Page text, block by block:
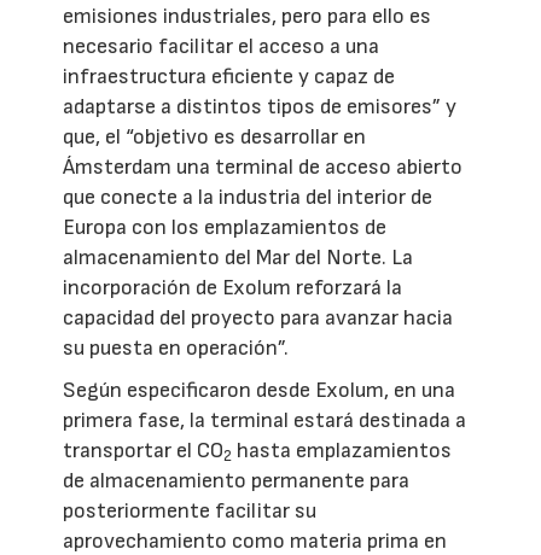
emisiones industriales, pero para ello es
necesario facilitar el acceso a una
infraestructura eficiente y capaz de
adaptarse a distintos tipos de emisores” y
que, el “objetivo es desarrollar en
Ámsterdam una terminal de acceso abierto
que conecte a la industria del interior de
Europa con los emplazamientos de
almacenamiento del Mar del Norte. La
incorporación de Exolum reforzará la
capacidad del proyecto para avanzar hacia
su puesta en operación”.
Según especificaron desde Exolum, en una
primera fase, la terminal estará destinada a
transportar el CO2 hasta emplazamientos
de almacenamiento permanente para
posteriormente facilitar su
aprovechamiento como materia prima en